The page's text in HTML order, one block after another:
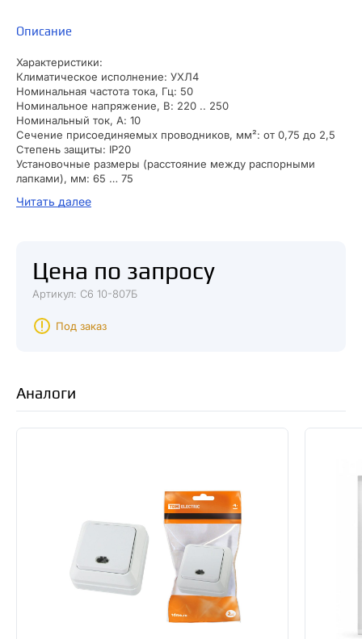
Описание
Характеристики:
Климатическое исполнение: УХЛ4
Номинальная частота тока, Гц: 50
Номинальное напряжение, В: 220 .. 250
Номинальный ток, А: 10
Сечение присоединяемых проводников, мм²: от 0,75 до 2,5
Степень защиты: IP20
Установочные размеры (расстояние между распорными
лапками), мм: 65 … 75
Масса: 0.130кг
Читать далее
Цена по запросу
Артикул: С6 10-807Б
Под заказ
Аналоги